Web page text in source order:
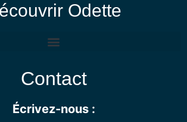
Odette
Contact
Écrivez-nous :